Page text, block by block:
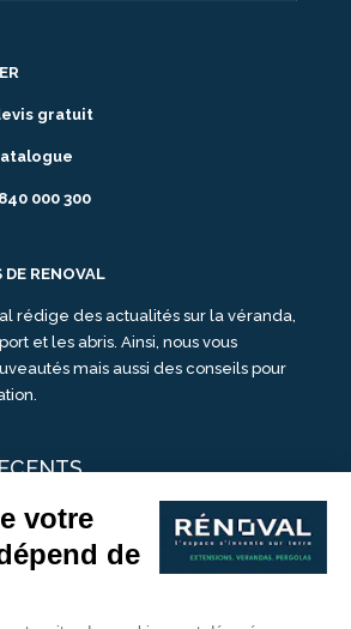
gratuit
000 300
RENOVAL
rédige des actualités sur la véranda,
et les abris. Ainsi, nous vous
mais aussi des conseils pour
design
véranda
Véranda Extension Suisse | 26-27 Juin
une pergola aluminium